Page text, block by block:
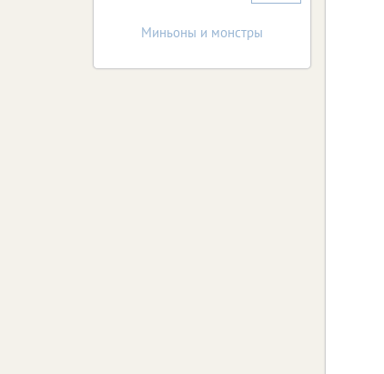
Миньоны и монстры